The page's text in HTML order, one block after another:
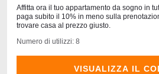
Affitta ora il tuo appartamento da sogno in
paga subito il 10% in meno sulla
trovare casa al prezzo giusto.
Numero di utilizzi: 8
VISUALIZZA IL